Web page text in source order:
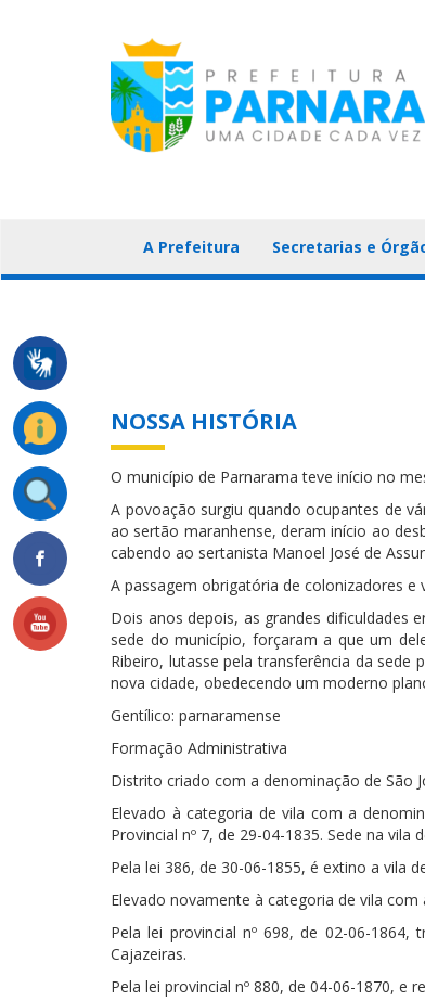
A Prefeitura Secretarias e
NOSSA HISTÓRIA
O município de Parnarama teve início no
A povoação surgiu quando ocupantes de
ao sertão maranhense, deram início ao
cabendo ao sertanista Manoel José de
A passagem obrigatória de colonizadores
Dois anos depois, as grandes dificuldades
sede do município, forçaram a que um
Ribeiro, lutasse pela transferência da
nova cidade, obedecendo um moderno
Gentílico: parnaramense
Formação Administrativa
Distrito criado com a denominação de São
Elevado à categoria de vila com a
Provincial nº 7, de 29-04-1835. Sede na vila
Pela lei 386, de 30-06-1855, é extino a vila
Elevado novamente à categoria de vila
Pela lei provincial nº 698, de 02-06-
Cajazeiras.
Pela lei provincial nº 880, de 04-06-1870, e